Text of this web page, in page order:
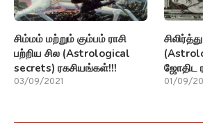
சிம்மம் மற்றும் கும்பம் ராசி
பற்றிய சில (Astrological
secrets) ரகசியங்கள்!!!
03/09/2021
ஜோதிட
01/09/